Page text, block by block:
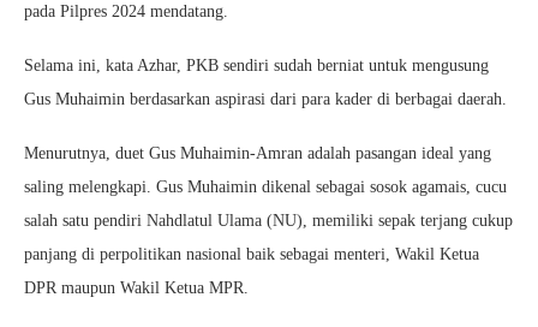
pada Pilpres 2024 mendatang.
Selama ini, kata Azhar, PKB sendiri sudah berniat untuk mengusung
Gus Muhaimin berdasarkan aspirasi dari para kader di berbagai daerah.
Menurutnya, duet Gus Muhaimin-Amran adalah pasangan ideal yang
saling melengkapi. Gus Muhaimin dikenal sebagai sosok agamais, cucu
salah satu pendiri Nahdlatul Ulama (NU), memiliki sepak terjang cukup
panjang di perpolitikan nasional baik sebagai menteri, Wakil Ketua
DPR maupun Wakil Ketua MPR.